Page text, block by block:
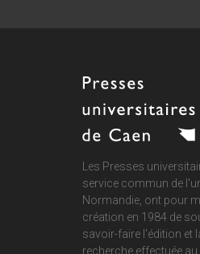
Les Presses
service commun de
Normandie , ont pour
création en 1984 de
savoir-faire l'édition et
recherche effectuée